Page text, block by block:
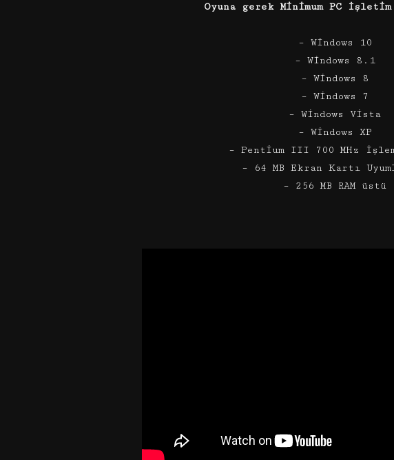
Oyuna gerek Minimum PC
– Windows 10
– Windows 8.1
– Windows 8
– Windows 7
– Windows Vista
– Windows XP
– Pentium III 700 MHz
– 64 MB Ekran Kartı
– 256 MB RAM üstü